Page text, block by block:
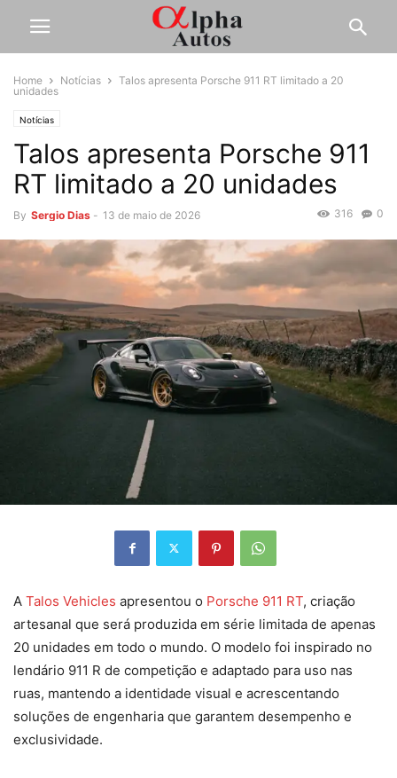
Home Notícias
Talos apresenta Porsche 911 RT limitado a 20
unidades
Notícias
Talos apresenta Porsche 911
RT limitado a 20 unidades
By Sergio Dias - 13 de maio de 2026 0
316
A Talos Vehicles apresentou o Porsche 911 RT, criação
artesanal que será produzida em série limitada de apenas
20 unidades em todo o mundo. O modelo foi inspirado no
lendário 911 R de competição e adaptado para uso nas
ruas, mantendo a identidade visual e acrescentando
soluções de engenharia que garantem desempenho e
exclusividade.